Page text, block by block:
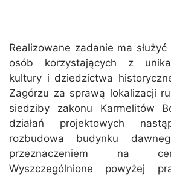
Realizowane zadanie ma
osób korzystających z
kultury i dziedzictwa
Zagórzu za sprawą lokalizacji
siedziby zakonu Karmelitów
działań projektowych
rozbudowa budynku
przeznaczeniem na
Wyszczególnione powyżej